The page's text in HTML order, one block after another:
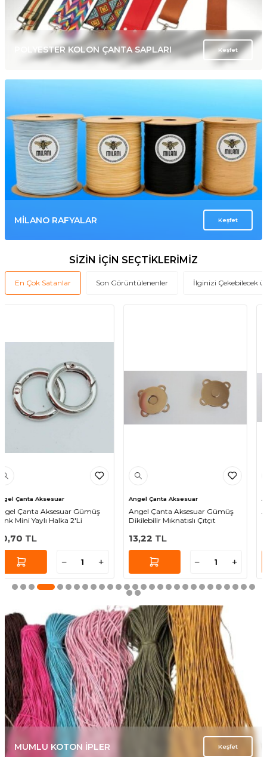
POLYESTER KOLON ÇANTA SAPLARI Keşfet
MİLANO RAFYALAR Keşfet
SİZİN İÇİN SEÇTİKLERİMİZ
En Çok Satanlar Son Görüntülenenler İlginizi Çekebilecek
Angel Çanta Aksesuar
Angel Çanta Aksesuar Gümüş
Dikilebilir Mıknatıslı Çıtçıt
13,22TL
Angel Çanta Aksesuar
Angel Çanta Aksesuar Light
Gold Dikilebilir Mıknatıslı Çıtçıt 1
13,22
MUMLU KOTON İPLER Keşfet